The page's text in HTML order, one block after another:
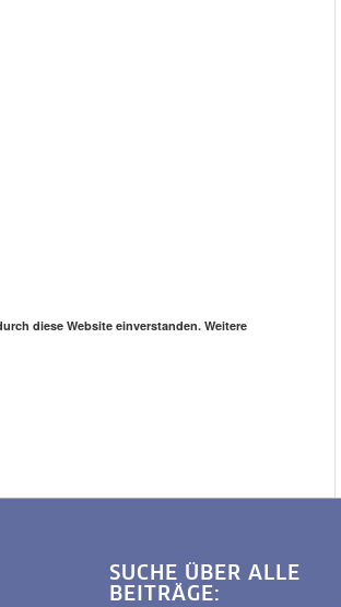
diese Website einverstanden. Weitere
SUCHE ÜBER ALLE
BEITRÄGE: